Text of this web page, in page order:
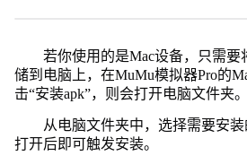
若你使用的是Mac设备，只需要
储到电脑上，在MuMu模拟器Pro的
击“安装apk”，则会打开电脑文件夹。
从电脑文件夹中，选择需要安装
打开后即可触发安装。